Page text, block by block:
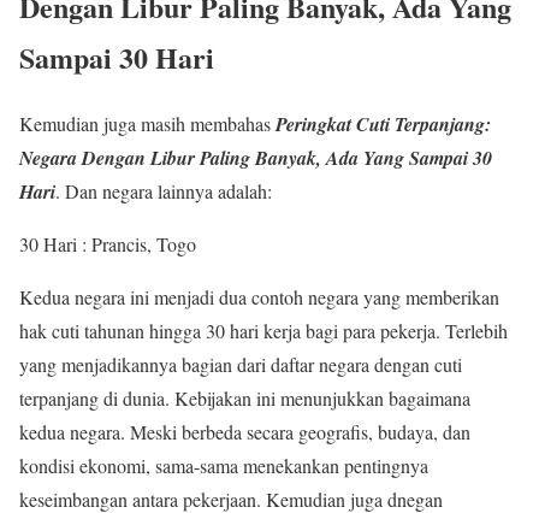
Sampai 30 Hari
Kemudian juga masih membahasPeringkat Cuti Terpanjang:
Negara Dengan Libur Paling Banyak, Ada Yang Sampai 30
Hari. Dan negara lainnya adalah:
30 Hari : Prancis, Togo
Kedua negara ini menjadi dua contoh negara yang memberikan
hak cuti tahunan hingga 30 hari kerja bagi para pekerja. Terlebih
yang menjadikannya bagian dari daftar negara dengan cuti
terpanjang di dunia. Kebijakan ini menunjukkan bagaimana
kedua negara. Meski berbeda secara geografis, budaya, dan
kondisi ekonomi, sama-sama menekankan pentingnya
keseimbangan antara pekerjaan. Kemudian juga dnegan